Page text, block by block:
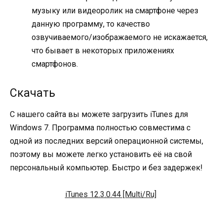
музыку или видеоролик на смартфоне через
данную программу, то качество
озвучиваемого/изображаемого не искажается,
что бывает в некоторых приложениях
смартфонов.
Скачать
С нашего сайта вы можете загрузить iTunes для
Windows 7. Программа полностью совместима с
одной из последних версий операционной системы,
поэтому вы можете легко установить её на свой
персональный компьютер. Быстро и без задержек!
iTunes 12.3.0.44 [Multi/Ru]